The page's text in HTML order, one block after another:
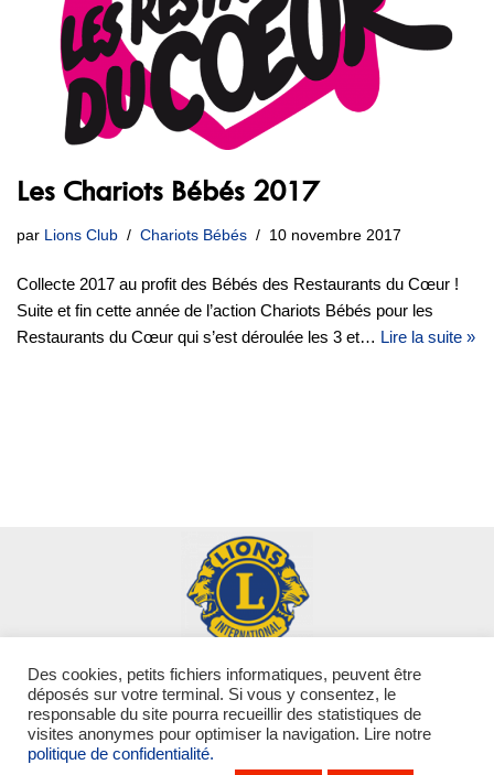
Les Chariots Bébés 2017
par Lions Club Chariots Bébés 10 novembre 2017
Collecte 2017 au profit des Bébés des Restaurants du Cœur !
Suite et fin cette année de l’action Chariots Bébés pour les
Restaurants du Cœur qui s’est déroulée les 3 et… Lire la suite »
Qui sommes-nous ? Nos actions
Nos conférences
Nos actualités
Contact
Politique de confidentialité-Mentions légales
Des cookies, petits fichiers informatiques, peuvent être
déposés sur votre terminal. Si vous y consentez, le
responsable du site pourra recueillir des statistiques de
visites anonymes pour optimiser la navigation. Lire notre
politique de confidentialité.